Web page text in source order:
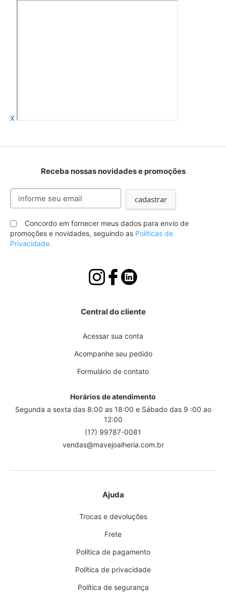
X
Receba nossas novidades e promoções
Inscreva-
nossa
Newsletter:
cadastrar
Concordo em fornecer meus dados para envio de
promoções e novidades, seguindo as Políticas de
Privacidade.
Central do cliente
Acessar sua conta
Acompanhe seu pedido
Formulário de contato
Horários de atendimento
Segunda a sexta das 8:00 as 18:00 e Sábado das 9 :00 ao
12:00
(17) 99787-0081
vendas@mavejoalheria.com.br
Ajuda
Trocas e devoluções
Frete
Política de pagamento
Política de privacidade
Política de segurança